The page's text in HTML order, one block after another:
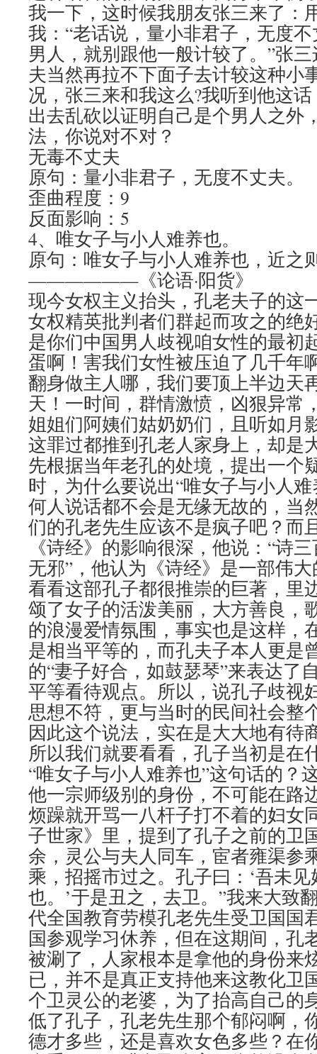
我一下，这时候我朋友张三来了：
我：“老话说，量小非君子，无度
男人，就别跟他一般计较了。”张
夫当然再拉不下面子去计较这种小
况，张三来和我这么?我听到他这
出去乱砍以证明自己是个男人之外
法，你说对不对？
无毒不丈夫
原句：量小非君子，无度不丈夫。
歪曲程度：9
反面影响：5
4、唯女子与小人难养也。
原句：唯女子与小人难养也，近之
——————《论语·阳货》
现今女权主义抬头，孔老夫子的这
女权精英批判者们群起而攻之的绝
是你们中国男人歧视咱女性的最初
蛋啊！害我们女性被压迫了几千年
翻身做主人哪，我们要顶上半边天
天！一时间，群情激愤，凶狠异常
姐姐们阿姨们姑奶奶们，且听如月
这罪过都推到孔老人家身上，却是
先根据当年老孔的处境，提出一个
时，为什么要说出“唯女子与小人
何人说话都不会是无缘无故的，当
们的孔老先生应该不是疯子吧？而
《诗经》的影响很深，他说：“诗
无邪”，他认为《诗经》是一部伟
看看这部孔子都很推崇的巨著，里
颂了女子的活泼美丽，大方善良，
的浪漫爱情氛围，事实也是这样，
是相当平等的，而孔夫子本人更是
的“妻子好合，如鼓瑟琴”来表达了
平等看待观点。所以，说孔子歧视
思想不符，更与当时的民间社会整
因此这个说法，实在是大大地有待
所以我们就要看看，孔子当初是在
“唯女子与小人难养也”这句话的？
他一宗师级别的身份，不可能在路
烦躁就开骂一八杆子打不着的妇女
子世家》里，提到了孔子之前的卫
余，灵公与夫人同车，宦者雍渠参
乘，招摇市过之。孔子曰：‘吾未
也。’于是丑之，去卫。”我来大致
代全国教育劳模孔老先生受卫国国
国参观学习休养，但在这期间，孔
被涮了，人家根本是拿他的身份来
已，并不是真正支持他来这教化卫
个卫灵公的老婆，为了抬高自己的
低了孔子，孔老先生那个郁闷啊，
德才多些，还是喜欢女色多些？在